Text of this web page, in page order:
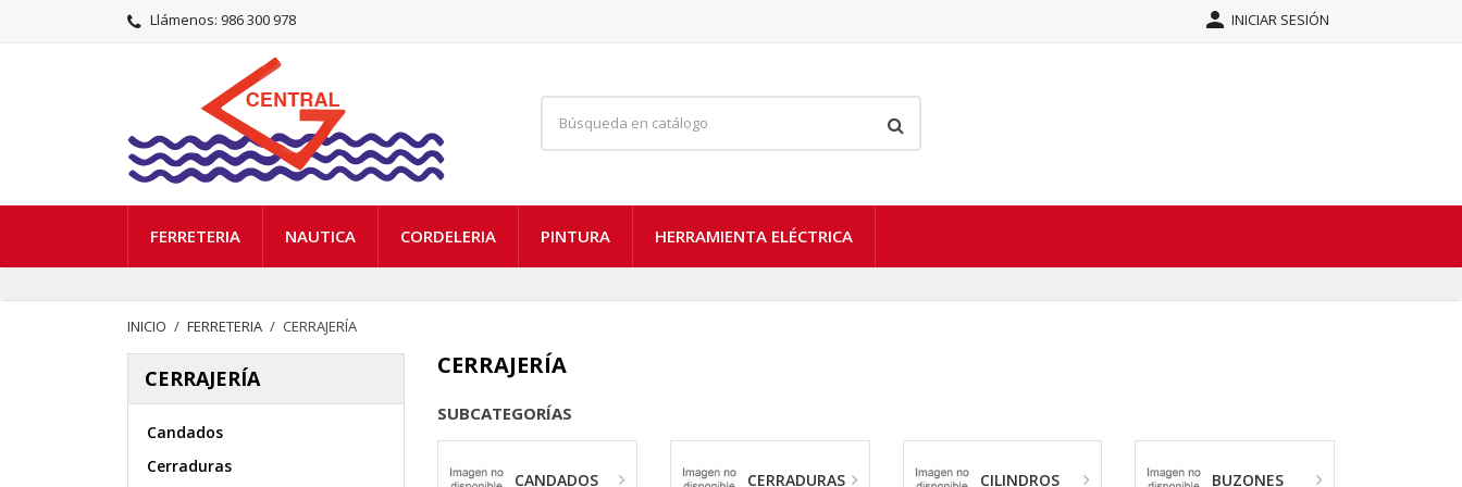
Llámenos: 986 300 978  INICIAR SESIÓN
FERRETERIA NAUTICA CORDELERIA PINTURA HERRAMIENTA ELÉCTRICA
INICIO FERRETERIA CERRAJERÍA
CERRAJERÍA
Candados
Cerraduras
CERRAJERÍA
SUBCATEGORÍAS
CANDADOS CERRADURAS CILINDROS BUZONES